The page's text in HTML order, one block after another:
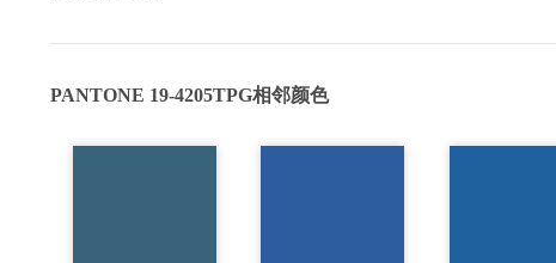
PANTONE 19-4205TPG相邻颜色